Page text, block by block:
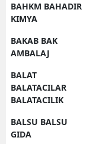
BAHKM BAHADIR
KIMYA
BAKAB BAK
AMBALAJ
BALAT
BALATACILAR
BALATACILIK
BALSU BALSU
GIDA